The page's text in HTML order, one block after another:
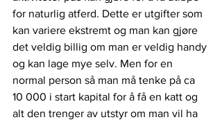
for naturlig atferd. Dette er utgifter som
kan variere ekstremt og man kan gjøre
det veldig billig om man er veldig handy
og kan lage mye selv. Men for en
normal person så man må tenke på ca
10 000 i start kapital for å få en katt og
alt den trenger av utstyr om man vil ha